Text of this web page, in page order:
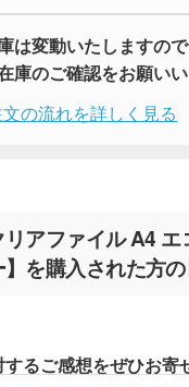
は変動いたしますので
庫のご確認をお願いい
の流れを詳しく見る
アファイル A4 エ
】を購入された方
るご感想をぜひお寄